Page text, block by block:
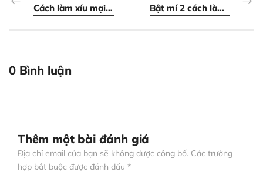
Cách làm xíu mại tôm thịt hấp đúng vị của Trung Hoa Bật mí 2 cách làm phở cuốn tại nhà ngon nhất
0 Bình luận
Thêm một bài đánh giá
Địa chỉ email của bạn sẽ không được công bố. Các trường
hợp bắt buộc được đánh dấu *